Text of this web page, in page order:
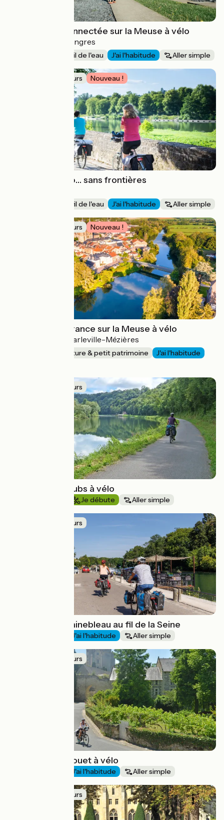
Escapade déconnectée sur la Meuse à vélo
Mondrecourt > Langres
Au fil de l'eau J'ai l'habitude Aller simple
Idée de parcours Nouveau !
La Meuse à vélo… sans frontières
Au fil de l'eau J'ai l'habitude Aller simple
Idée de parcours Nouveau !
Histoire(s) de France sur la Meuse à vélo
Neufchâteau > Charleville-Mézières
Nature & petit patrimoine
J'ai l'habitude
Idée de parcours
La Vallée du Doubs à vélo
Je débute Aller simple
Idée de parcours
De Paris à Fontainebleau au fil de la Seine
J'ai l'habitude Aller simple
Idée de parcours
La Vallée du Thouet à vélo
J'ai l'habitude Aller simple
Idée de parcours